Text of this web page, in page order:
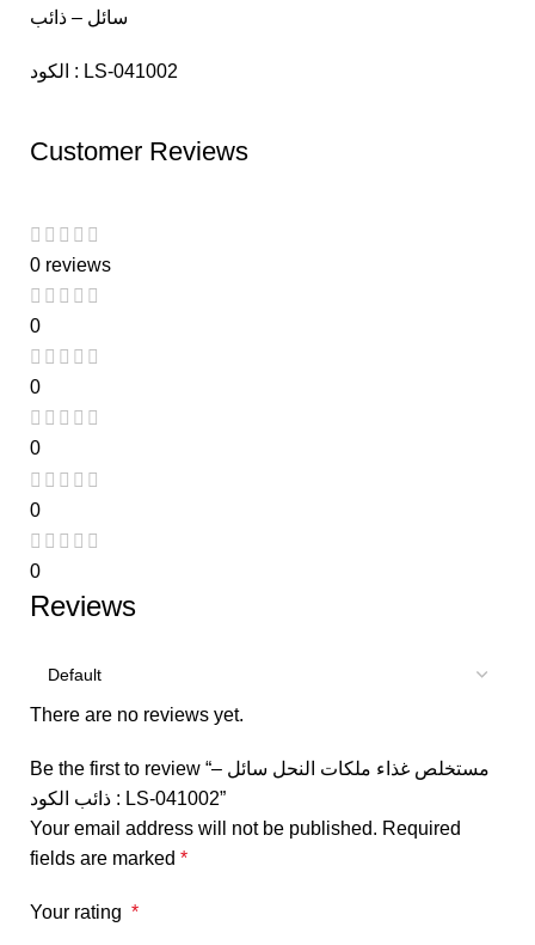
سائل – ذائب
الكود : LS-041002
Customer Reviews
0 reviews
0
0
0
0
0
Reviews
There are no reviews yet.
Be the first to review “مستخلص غذاء ملكات النحل سائل –
ذائب الكود : LS-041002”
Your email address will not be published. Required
fields are marked *
Your rating *